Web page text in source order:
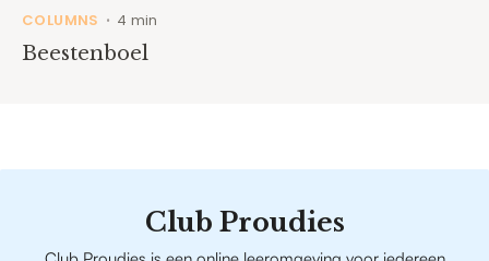
COLUMNS • 4 min
Beestenboel
Club Proudies